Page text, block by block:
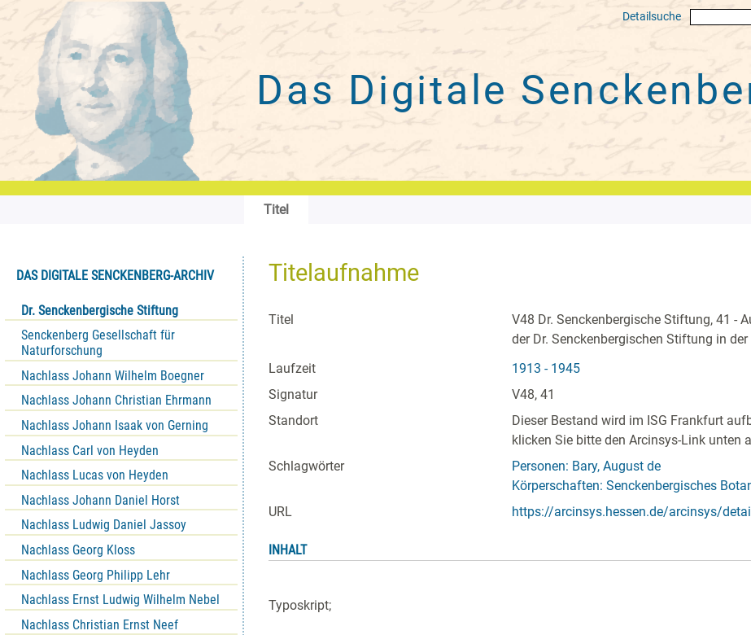
Detailsuche
Das Digitale
Titel
DAS DIGITALE SENCKENBERG-ARCHIV
Dr. Senckenbergische Stiftung
Senckenberg Gesellschaft für
Naturforschung
Nachlass Johann Wilhelm Boegner
Nachlass Johann Christian Ehrmann
Nachlass Johann Isaak von Gerning
Nachlass Carl von Heyden
Nachlass Lucas von Heyden
Nachlass Johann Daniel Horst
Nachlass Ludwig Daniel Jassoy
Nachlass Georg Kloss
Nachlass Georg Philipp Lehr
Nachlass Ernst Ludwig Wilhelm Nebel
Nachlass Christian Ernst Neef
Titelaufnahme
Titel
V48 Dr. Senckenbergische Stiftung, 41 -
der Dr. Senckenbergischen Stiftung in
Laufzeit
1913 - 1945
Signatur
V48, 41
Standort
Dieser Bestand wird im ISG Frankfurt
klicken Sie bitte den Arcinsys-Link unten
Schlagwörter
Personen: Bary, August de
Körperschaften: Senckenbergisches
URL
https://arcinsys.hessen.de/arcinsys/
INHALT
Typoskript;